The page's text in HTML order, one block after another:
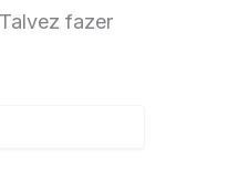
fazer